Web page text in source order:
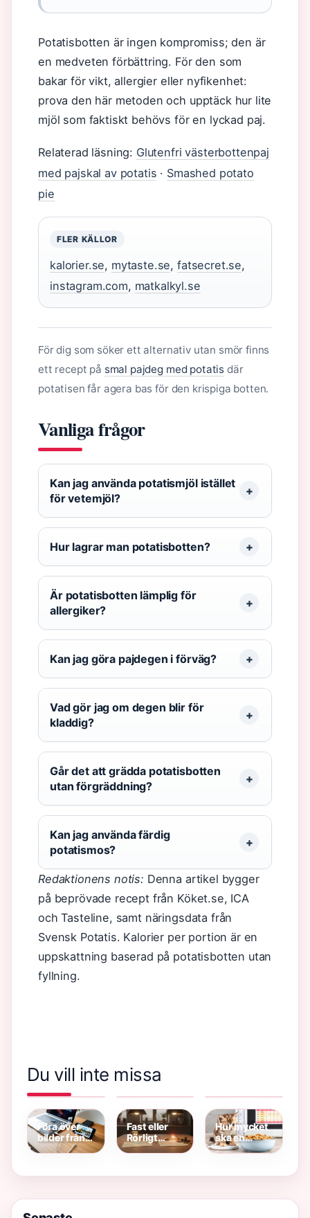
Potatisbotten är ingen kompromiss; den är
en medveten förbättring. För den som
bakar för vikt, allergier eller nyfikenhet:
prova den här metoden och upptäck hur lite
mjöl som faktiskt behövs för en lyckad paj.
Relaterad läsning: Glutenfri västerbottenpaj
med pajskal av potatis · Smashed potato
pie
FLER KÄLLOR
kalorier.se, mytaste.se,fatsecret.se,
instagram.com, matkalkyl.se
För dig som söker ett alternativ utan smör finns
ett recept på smal pajdeg med potatis där
potatisen får agera bas för den krispiga botten.
Vanliga frågor
Kan jag använda potatismjöl istället
för vetemjöl?
Hur lagrar man potatisbotten?
Är potatisbotten lämplig för
allergiker?
Kan jag göra pajdegen i förväg?
Vad gör jag om degen blir för
kladdig?
Går det att grädda potatisbotten
utan förgräddning?
Kan jag använda färdig
potatismos?
Redaktionens notis: Denna artikel bygger
på beprövade recept från Köket.se, ICA
och Tasteline, samt näringsdata från
Svensk Potatis. Kalorier per portion är en
uppskattning baserad på potatisbotten utan
fyllning.
Du vill inte missa
Sakta vi går
genom stan
– Upplev
Långsamhet
Säger man
grattis på
och datum
2026
– topplista
Föra över
bilder från
iPhone till
Fast eller
Rörligt
Elpris –
Hur mycket
ska en
kattunge